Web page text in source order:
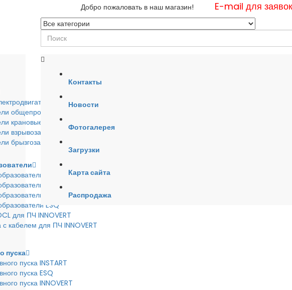
Добро пожаловать в наш магазин! E-mail для
общепромышленные
крановые
взрывозащишенные
брызгозащищенные
INSTART
INNOVERT
HYUNDAI
ESQ
для ПЧ INNOVERT
кабелем для ПЧ INNOVERT
пуска
пуска INSTART
пуска ESQ
пуска INNOVERT
Контакты
Новости
Фотогалерея
Загрузки
Карта сайта
Распродажа